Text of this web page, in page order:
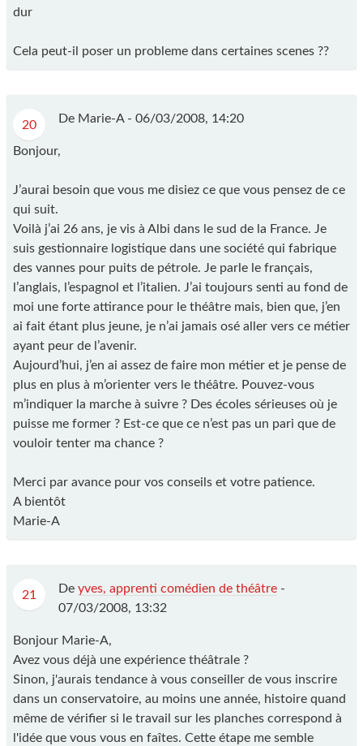
dur
Cela peut-il poser un probleme dans certaines scenes ??
20 De Marie-A - 06/03/2008, 14:20
Bonjour,
J’aurai besoin que vous me disiez ce que vous pensez de ce
qui suit.
Voilà j’ai 26 ans, je vis à Albi dans le sud de la France. Je
suis gestionnaire logistique dans une société qui fabrique
des vannes pour puits de pétrole. Je parle le français,
l’anglais, l’espagnol et l’italien. J’ai toujours senti au fond de
moi une forte attirance pour le théâtre mais, bien que, j’en
ai fait étant plus jeune, je n’ai jamais osé aller vers ce métier
ayant peur de l’avenir.
Aujourd’hui, j’en ai assez de faire mon métier et je pense de
plus en plus à m’orienter vers le théâtre. Pouvez-vous
m’indiquer la marche à suivre ? Des écoles sérieuses où je
puisse me former ? Est-ce que ce n’est pas un pari que de
vouloir tenter ma chance ?
Merci par avance pour vos conseils et votre patience.
A bientôt
Marie-A
21 De yves, apprenti comédien de théâtre -
07/03/2008, 13:32
Bonjour Marie-A,
Avez vous déjà une expérience théâtrale ?
Sinon, j'aurais tendance à vous conseiller de vous inscrire
dans un conservatoire, au moins une année, histoire quand
même de vérifier si le travail sur les planches correspond à
l'idée que vous vous en faîtes. Cette étape me semble